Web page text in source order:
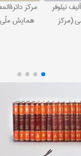
اسلامی با همکاری
ایران (گذشته و